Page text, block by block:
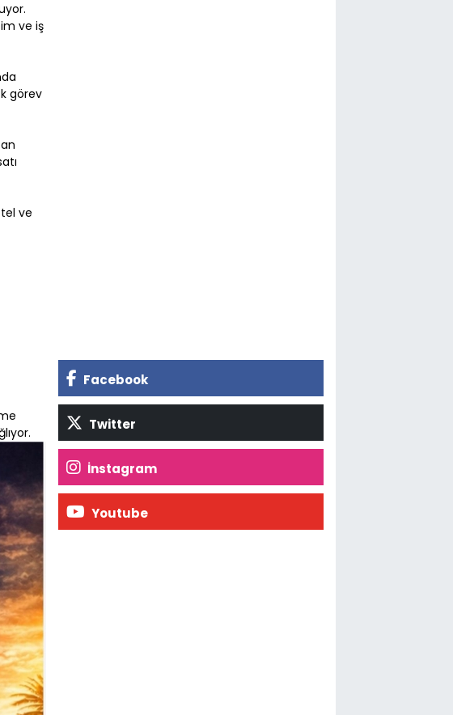
ve iş
görev
ve
Facebook
Twitter
İnstagram
Youtube